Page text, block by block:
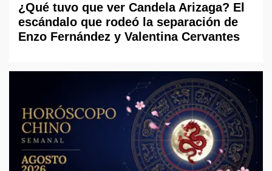
¿Qué tuvo que ver Candela Arizaga? El
escándalo que rodeó la separación de
Enzo Fernández y Valentina Cervantes